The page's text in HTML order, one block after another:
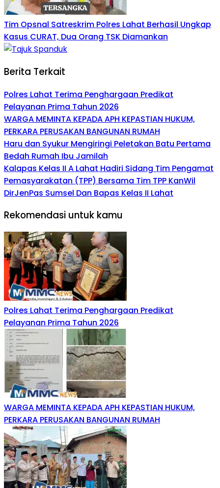
Tim Opsnal Satreskrim Polres Lahat Berhasil Ungkap
Kasus CURAT, Dua Orang TSK Diamankan
Berita Terkait
Polres Lahat Terima Penghargaan Predikat
Pelayanan Prima Tahun 2026
WARGA MEMINTA KEPADA APH KEPASTIAN HUKUM,
PERKARA PERUSAKAN BANGUNAN RUMAH
Haru dan Syukur Mengiringi Peletakan Batu Pertama
Bedah Rumah Ibu Jamilah
Kalapas Kelas II A Lahat Hadiri Sidang Tim Pengamat
Pemasyarakatan (TPP) Bersama Tim TPP KanWil
DirJenPas Sumsel Dan Bapas Kelas II Lahat
Rekomendasi untuk kamu
Polres Lahat Terima Penghargaan Predikat
Pelayanan Prima Tahun 2026
WARGA MEMINTA KEPADA APH KEPASTIAN HUKUM,
PERKARA PERUSAKAN BANGUNAN RUMAH